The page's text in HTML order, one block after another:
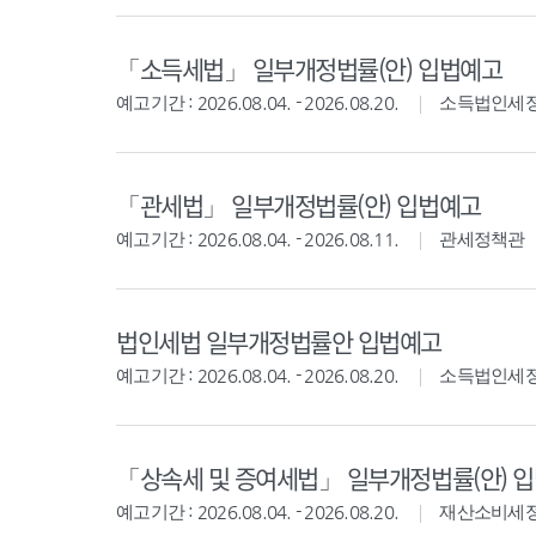
「소득세법」 일부개정법률(안) 입법예고
예고기간 : 2026.08.04. - 2026.08.20. 소득법인세
「관세법」 일부개정법률(안) 입법예고
예고기간 : 2026.08.04. - 2026.08.11. 관세정책관
법인세법 일부개정법률안 입법예고
예고기간 : 2026.08.04. - 2026.08.20. 소득법인세
「상속세 및 증여세법」 일부개정법률(안)
예고기간 : 2026.08.04. - 2026.08.20. 재산소비세